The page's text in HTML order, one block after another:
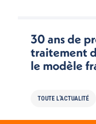
30 ans de
traitement
le modèle
TOUTE L'ACTUALITÉ